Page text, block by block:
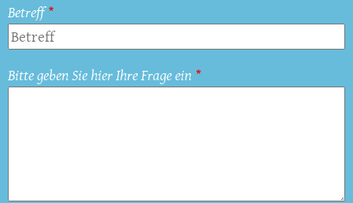
Betreff
Bitte geben Sie hier Ihre Frage ein